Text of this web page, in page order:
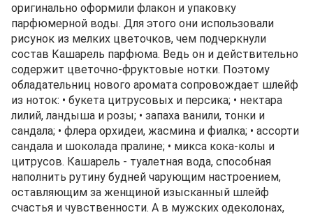
оригинально оформили флакон и упаковку
парфюмерной воды. Для этого они использовали
рисунок из мелких цветочков, чем подчеркнули
состав Кашарель парфюма. Ведь он и действительно
содержит цветочно-фруктовые нотки. Поэтому
обладательниц нового аромата сопровождает шлейф
из ноток: • букета цитрусовых и персика; • нектара
лилий, ландыша и розы; • запаха ванили, тонки и
сандала; • флера орхидеи, жасмина и фиалка; • ассорти
сандала и шоколада пралине; • микса кока-колы и
цитрусов. Кашарель - туалетная вода, способная
наполнить рутину будней чарующим настроением,
оставляющим за женщиной изысканный шлейф
счастья и чувственности. А в мужских одеколонах,